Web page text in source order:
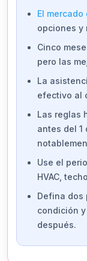
El mercado
opciones y
Cinco
pero las
La
efectivo al
Las reglas
antes del 1
Use el
HVAC,
Defina dos
condición
después.